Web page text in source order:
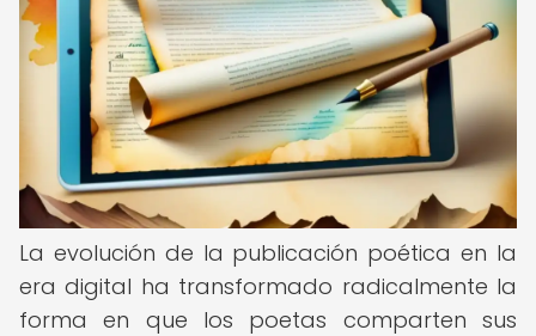
La evolución de la publicación poética en la
era digital ha transformado radicalmente la
forma en que los poetas comparten sus